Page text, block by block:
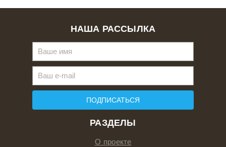
РАЗДЕЛЫ
О проекте
НАША РАССЫЛКА
ПОДПИСАТЬСЯ